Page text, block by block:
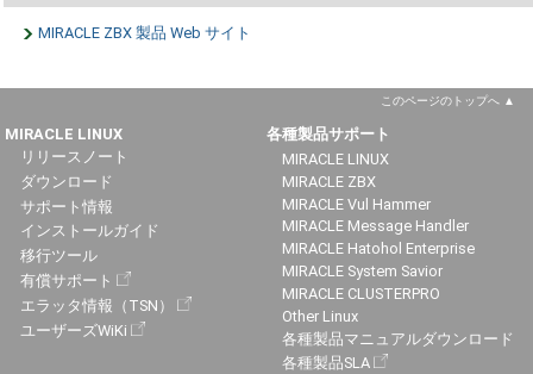
MIRACLE ZBX 製品 Web サイト
このページのトップへ
MIRACLE LINUX
リリースノート
ダウンロード
サポート情報
インストールガイド
移行ツール
有償サポート
エラッタ情報（TSN）
ユーザーズWiKi
各種製品サポート
MIRACLE LINUX
MIRACLE ZBX
MIRACLE Vul Hammer
MIRACLE Message Handler
MIRACLE Hatohol Enterprise
MIRACLE System Savior
MIRACLE CLUSTERPRO
Other Linux
各種製品マニュアルダウンロード
各種製品SLA